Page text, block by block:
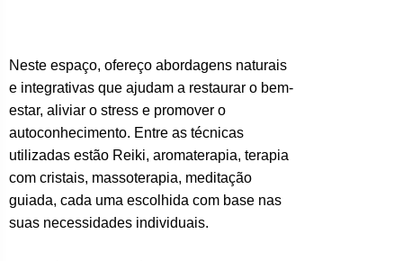
Neste espaço, ofereço abordagens naturais
e integrativas que ajudam a restaurar o bem-
estar, aliviar o stress e promover o
autoconhecimento. Entre as técnicas
utilizadas estão Reiki, aromaterapia, terapia
com cristais, massoterapia, meditação
guiada, cada uma escolhida com base nas
suas necessidades individuais.